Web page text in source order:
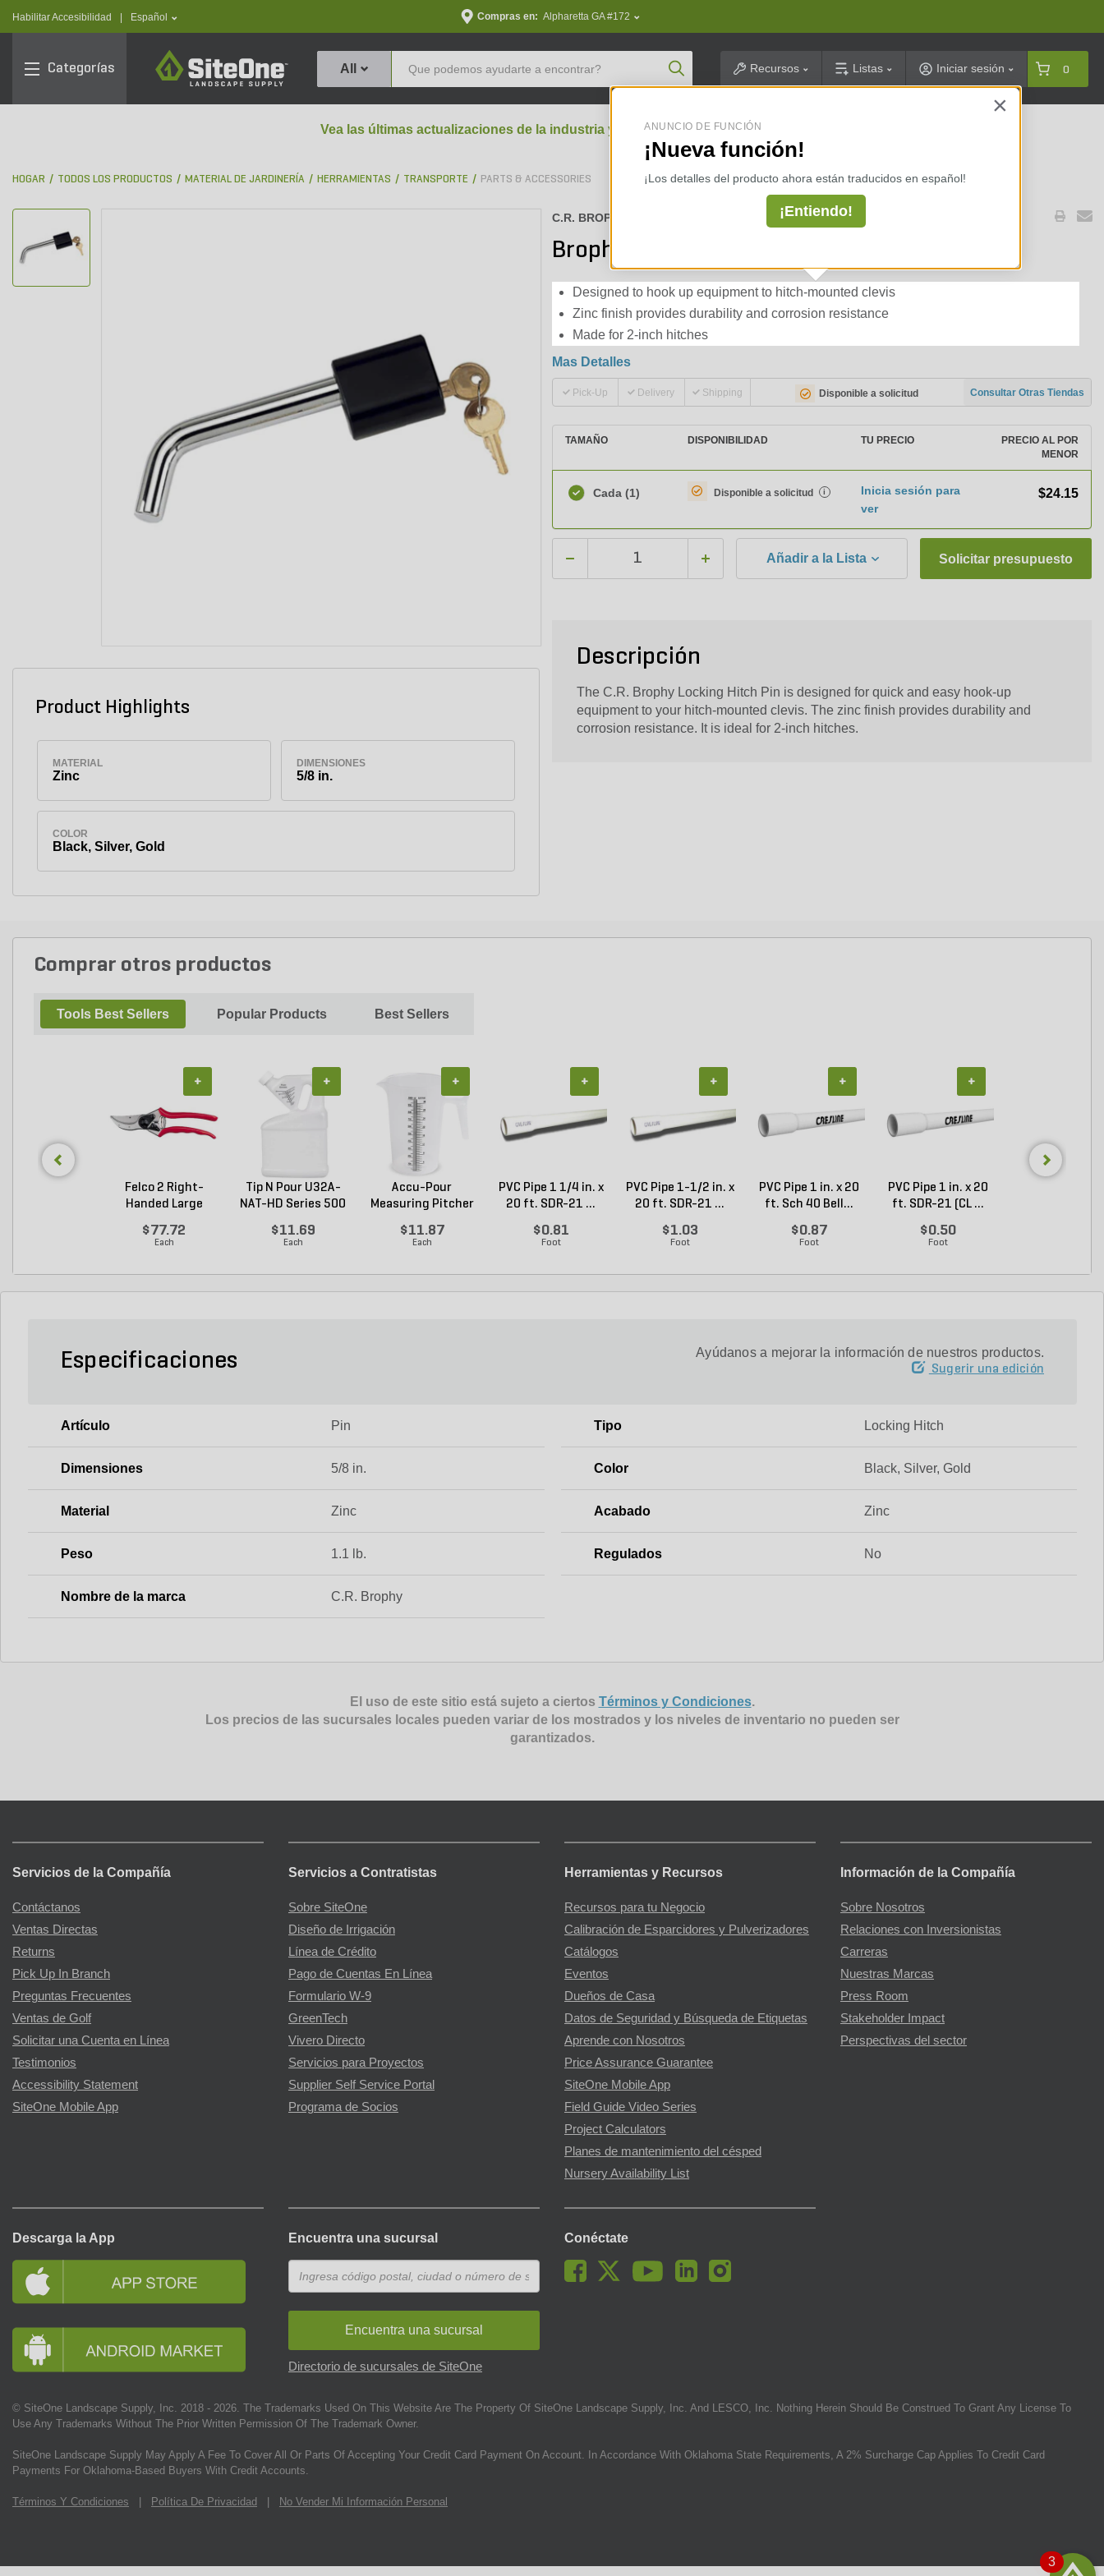
Habilitar Accesibilidad text.language
Español Compras en: Alpharetta GA #172
Categorías
SiteOne
All Product SearchRecursos Listas Iniciar sesión 0
Vea las últimas actualizaciones de la industria y perspectivas arancelarias ⇢
HOGAR TODOS LOS PRODUCTOS MATERIAL DE JARDINERÍA HERRAMIENTAS TRANSPORTE PARTS & ACCESSORIES
Product Highlights
MATERIAL
Zinc
DIMENSIONES
5/8 in.
COLOR
Black, Silver, Gold
C.R. BROPHY :
Brophy Locking Hitch Pin Zinc 5/8 in.
Designed to hook up equipment to hitch-mounted clevis
Zinc finish provides durability and corrosion resistance
Made for 2-inch hitches
Mas Detalles
Pick-Up Delivery Shipping Disponible a solicitud Consultar Otras Tiendas
TAMAÑO DISPONIBILIDAD TU PRECIO
PRECIO AL POR
MENOR
Cada (1) Disponible a solicitud i
Inicia sesión para
ver
$24.15
Añadir a la Lista Solicitar presupuesto
Descripción
The C.R. Brophy Locking Hitch Pin is designed for quick and easy hook-up
equipment to your hitch-mounted clevis. The zinc finish provides durability and
corrosion resistance. It is ideal for 2-inch hitches.
Comprar otros productos
Tools Best Sellers Popular Products Best Sellers
Felco 2 Right-
Handed Large
$77.72
Each
+
Tip N Pour U32A-
NAT-HD Series 500
$11.69
Each
+
Accu-Pour
Measuring Pitcher
$11.87
Each
+
PVC Pipe 1 1/4 in. x
20 ft. SDR-21 ...
$0.81
Foot
+
PVC Pipe 1-1/2 in. x
20 ft. SDR-21 ...
$1.03
Foot
+
PVC Pipe 1 in. x 20
ft. Sch 40 Bell...
$0.87
Foot
+
PVC Pipe 1 in. x 20
ft. SDR-21 (CL ...
$0.50
Foot
+
Especificaciones Ayúdanos a mejorar la información de nuestros productos.
Sugerir una edición
Artículo Pin Tipo Locking Hitch
Dimensiones 5/8 in. Color Black, Silver, Gold
Material Zinc Acabado Zinc
Peso 1.1 lb. Regulados No
Nombre de la marca C.R. Brophy
El uso de este sitio está sujeto a ciertos Términos y Condiciones.
Los precios de las sucursales locales pueden variar de los mostrados y los niveles de inventario no pueden ser
garantizados.
Servicios de la Compañía
Contáctanos
Ventas Directas
Returns
Pick Up In Branch
Preguntas Frecuentes
Ventas de Golf
Solicitar una Cuenta en Línea
Testimonios
Accessibility Statement
SiteOne Mobile App
Servicios a Contratistas
Sobre SiteOne
Diseño de Irrigación
Línea de Crédito
Pago de Cuentas En Línea
Formulario W-9
GreenTech
Vivero Directo
Servicios para Proyectos
Supplier Self Service Portal
Programa de Socios
Herramientas y Recursos
Recursos para tu Negocio
Calibración de Esparcidores y Pulverizadores
Catálogos
Eventos
Dueños de Casa
Datos de Seguridad y Búsqueda de Etiquetas
Aprende con Nosotros
Price Assurance Guarantee
SiteOne Mobile App
Field Guide Video Series
Project Calculators
Planes de mantenimiento del césped
Nursery Availability List
Información de la Compañía
Sobre Nosotros
Relaciones con Inversionistas
Carreras
Nuestras Marcas
Press Room
Stakeholder Impact
Perspectivas del sector
Descarga la App Encuentra una sucursal
Encuentra una sucursal
Directorio de sucursales de SiteOne
Conéctate
© SiteOne Landscape Supply, Inc. 2018 - 2026. The Trademarks Used On This Website Are The Property Of SiteOne Landscape Supply, Inc. And LESCO, Inc. Nothing Herein Should Be Construed To Grant Any License To
Use Any Trademarks Without The Prior Written Permission Of The Trademark Owner.
SiteOne Landscape Supply May Apply A Fee To Cover All Or Parts Of Accepting Your Credit Card Payment On Account. In Accordance With Oklahoma State Requirements, A 2% Surcharge Cap Applies To Credit Card
Payments For Oklahoma-Based Buyers With Credit Accounts.
Términos Y Condiciones Política De Privacidad No Vender Mi Información Personal
×
ANUNCIO DE FUNCIÓN
¡Nueva función!
¡Los detalles del producto ahora están traducidos en español!
¡Entiendo!
3